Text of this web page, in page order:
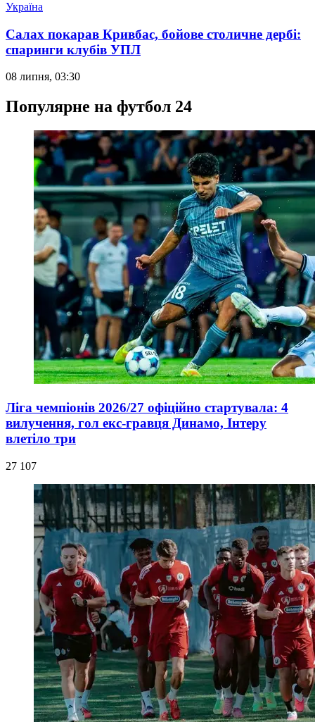
Україна
Салах покарав Кривбас, бойове столичне дербі:
спаринги клубів УПЛ
08 липня, 03:30
Популярне на футбол 24
Ліга чемпіонів 2026/27 офіційно стартувала: 4
вилучення, гол екс-гравця Динамо, Інтеру
влетіло три
27 107